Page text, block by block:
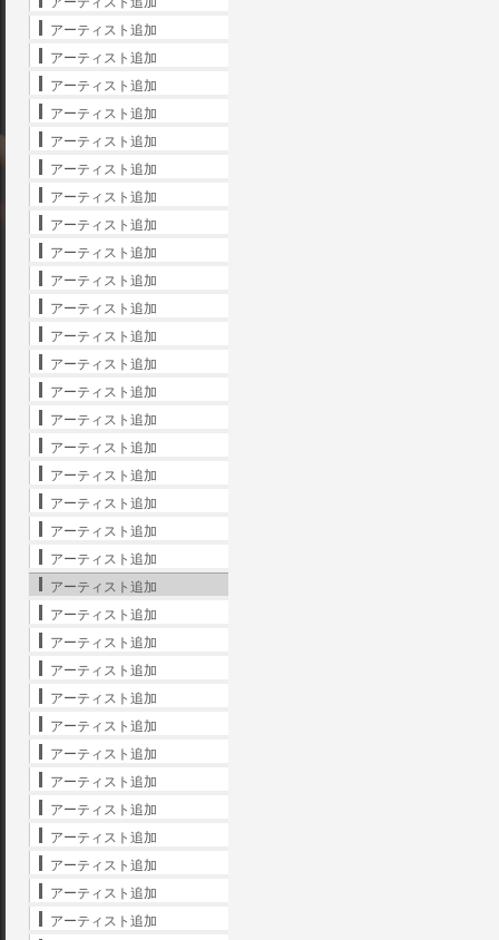
アーティスト追加
アーティスト追加
アーティスト追加
アーティスト追加
アーティスト追加
アーティスト追加
アーティスト追加
アーティスト追加
アーティスト追加
アーティスト追加
アーティスト追加
アーティスト追加
アーティスト追加
アーティスト追加
アーティスト追加
アーティスト追加
アーティスト追加
アーティスト追加
アーティスト追加
アーティスト追加
アーティスト追加
アーティスト追加
アーティスト追加
アーティスト追加
アーティスト追加
アーティスト追加
アーティスト追加
アーティスト追加
アーティスト追加
アーティスト追加
アーティスト追加
アーティスト追加
アーティスト追加